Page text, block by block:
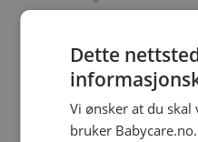
Dette
Vi ønsker at du
bruker